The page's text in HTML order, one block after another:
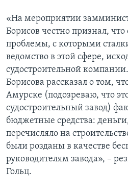
«На мероприятии
Борисов честно признал,
проблемы, с которыми
ведомство в этой сфере,
судостроительной
Борисова рассказал о том,
Амурске (подозреваю, что
судостроительный завод)
бюджетные средства:
перечисляло на
были розданы в качестве
руководителям завода», –
Гольц.